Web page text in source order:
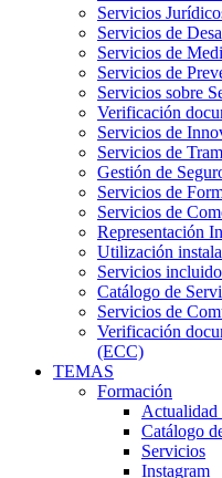
Servicios
Servicios de
Servicios de
Servicios de
Servicios sobre
Verificación
Servicios de
Servicios de
Gestión de
Servicios de
Servicios de
Representación
Utilización
Servicios
Catálogo de
Servicios de
Verificación
(ECC)
TEMAS
Formación
Actualidad
Catálogo
Servicios
Instagram